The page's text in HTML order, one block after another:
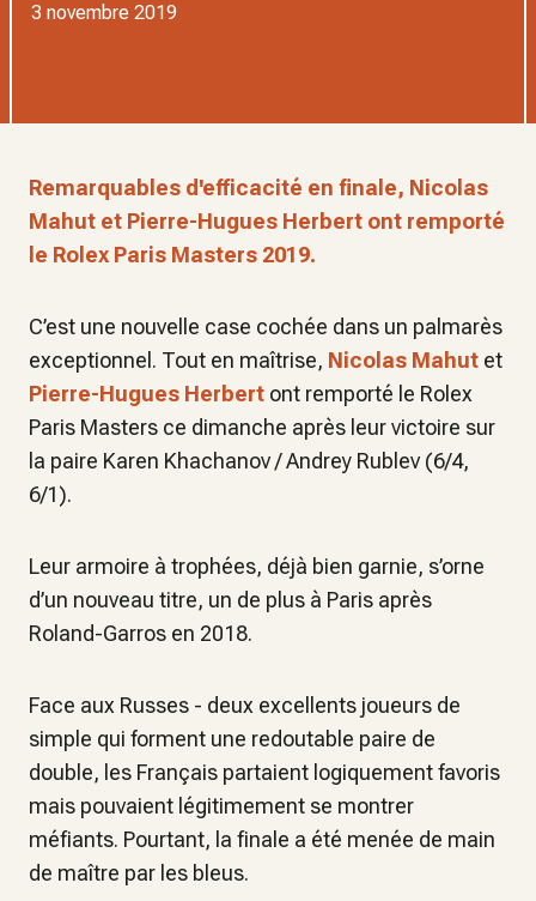
3 novembre 2019
Remarquables d'efficacité en finale, Nicolas
Mahut et Pierre-Hugues Herbert ont remporté
le Rolex Paris Masters 2019.
C’est une nouvelle case cochée dans un palmarès
exceptionnel. Tout en maîtrise, Nicolas Mahut et
Pierre-Hugues Herbert ont remporté le Rolex
Paris Masters ce dimanche après leur victoire sur
la paire Karen Khachanov / Andrey Rublev (6/4,
6/1).
Leur armoire à trophées, déjà bien garnie, s’orne
d’un nouveau titre, un de plus à Paris après
Roland-Garros en 2018.
Face aux Russes - deux excellents joueurs de
simple qui forment une redoutable paire de
double, les Français partaient logiquement favoris
mais pouvaient légitimement se montrer
méfiants. Pourtant, la finale a été menée de main
de maître par les bleus.